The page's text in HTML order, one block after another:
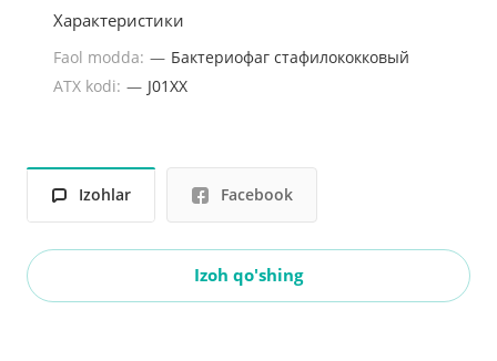
Характеристики
Faol modda: — Бактериофаг стафилококковый
ATX kodi: — J01XХ
Izohlar Facebook
Izoh qo'shing